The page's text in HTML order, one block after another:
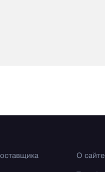
О сайте